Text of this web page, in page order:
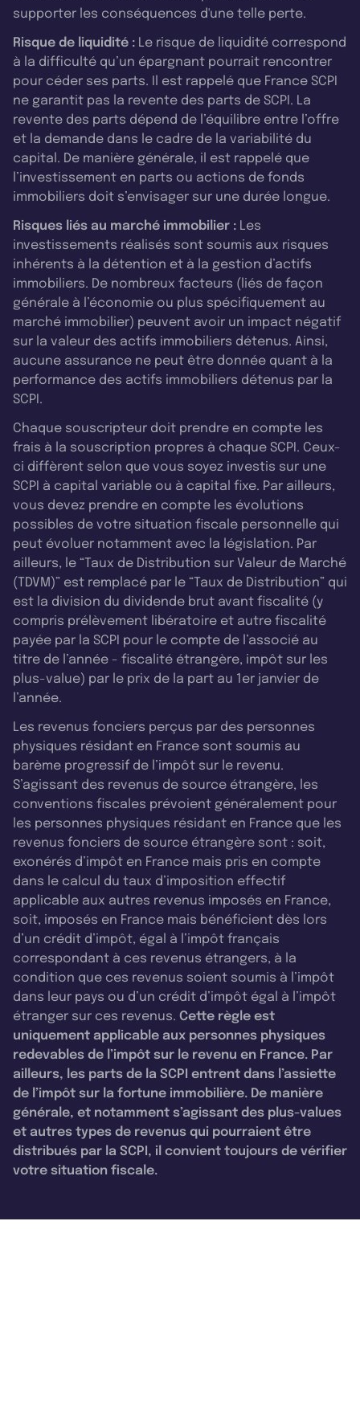
supporter les conséquences d'une telle perte.
Risque de liquidité : Le risque de liquidité correspond
à la difficulté qu’un épargnant pourrait rencontrer
pour céder ses parts. Il est rappelé que France SCPI
ne garantit pas la revente des parts de SCPI. La
revente des parts dépend de l’équilibre entre l’offre
et la demande dans le cadre de la variabilité du
capital. De manière générale, il est rappelé que
l’investissement en parts ou actions de fonds
immobiliers doit s’envisager sur une durée longue.
Risques liés au marché immobilier : Les
investissements réalisés sont soumis aux risques
inhérents à la détention et à la gestion d’actifs
immobiliers. De nombreux facteurs (liés de façon
générale à l’économie ou plus spécifiquement au
marché immobilier) peuvent avoir un impact négatif
sur la valeur des actifs immobiliers détenus. Ainsi,
aucune assurance ne peut être donnée quant à la
performance des actifs immobiliers détenus par la
SCPI.
Chaque souscripteur doit prendre en compte les
frais à la souscription propres à chaque SCPI. Ceux-
ci diffèrent selon que vous soyez investis sur une
SCPI à capital variable ou à capital fixe. Par ailleurs,
vous devez prendre en compte les évolutions
possibles de votre situation fiscale personnelle qui
peut évoluer notamment avec la législation. Par
ailleurs, le “Taux de Distribution sur Valeur de Marché
(TDVM)” est remplacé par le “Taux de Distribution” qui
est la division du dividende brut avant fiscalité (y
compris prélèvement libératoire et autre fiscalité
payée par la SCPI pour le compte de l’associé au
titre de l’année - fiscalité étrangère, impôt sur les
plus-value) par le prix de la part au 1er janvier de
l’année.
Les revenus fonciers perçus par des personnes
physiques résidant en France sont soumis au
barème progressif de l’impôt sur le revenu.
S’agissant des revenus de source étrangère, les
conventions fiscales prévoient généralement pour
les personnes physiques résidant en France que les
revenus fonciers de source étrangère sont : soit,
exonérés d’impôt en France mais pris en compte
dans le calcul du taux d’imposition effectif
applicable aux autres revenus imposés en France,
soit, imposés en France mais bénéficient dès lors
d’un crédit d’impôt, égal à l’impôt français
correspondant à ces revenus étrangers, à la
condition que ces revenus soient soumis à l’impôt
dans leur pays ou d’un crédit d’impôt égal à l’impôt
étranger sur ces revenus. Cette règle est
uniquement applicable aux personnes physiques
redevables de l’impôt sur le revenu en France. Par
ailleurs, les parts de la SCPI entrent dans l’assiette
de l’impôt sur la fortune immobilière. De manière
générale, et notamment s’agissant des plus-values
et autres types de revenus qui pourraient être
distribués par la SCPI, il convient toujours de vérifier
votre situation fiscale.